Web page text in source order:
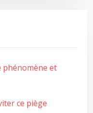
phénomène et
ce piège